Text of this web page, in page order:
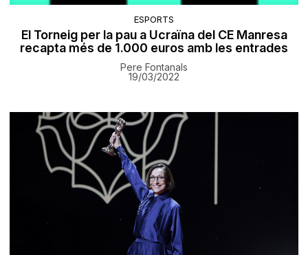
ESPORTS
El Torneig per la pau a Ucraïna del CE Manresa
recapta més de 1.000 euros amb les entrades
Pere Fontanals
19/03/2022